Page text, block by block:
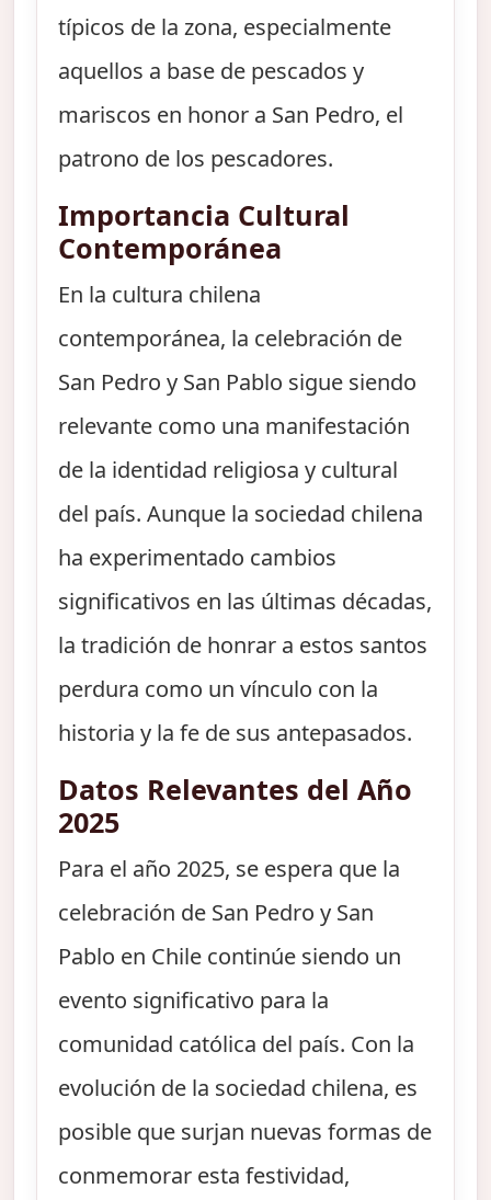
típicos de la zona, especialmente
aquellos a base de pescados y
mariscos en honor a San Pedro, el
patrono de los pescadores.
Importancia Cultural
Contemporánea
En la cultura chilena
contemporánea, la celebración de
San Pedro y San Pablo sigue siendo
relevante como una manifestación
de la identidad religiosa y cultural
del país. Aunque la sociedad chilena
ha experimentado cambios
significativos en las últimas décadas,
la tradición de honrar a estos santos
perdura como un vínculo con la
historia y la fe de sus antepasados.
Datos Relevantes del Año
2025
Para el año 2025, se espera que la
celebración de San Pedro y San
Pablo en Chile continúe siendo un
evento significativo para la
comunidad católica del país. Con la
evolución de la sociedad chilena, es
posible que surjan nuevas formas de
conmemorar esta festividad,